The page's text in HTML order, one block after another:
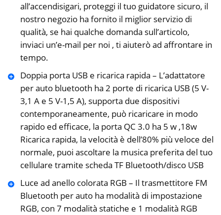
all’accendisigari, proteggi il tuo guidatore sicuro, il
nostro negozio ha fornito il miglior servizio di
qualità, se hai qualche domanda sull’articolo,
inviaci un’e-mail per noi , ti aiuterò ad affrontare in
tempo.
Doppia porta USB e ricarica rapida – L’adattatore
per auto bluetooth ha 2 porte di ricarica USB (5 V-
3,1 A e 5 V-1,5 A), supporta due dispositivi
contemporaneamente, può ricaricare in modo
rapido ed efficace, la porta QC 3.0 ha 5 w ,18w
Ricarica rapida, la velocità è dell’80% più veloce del
normale, puoi ascoltare la musica preferita del tuo
cellulare tramite scheda TF Bluetooth/disco USB
Luce ad anello colorata RGB – Il trasmettitore FM
Bluetooth per auto ha modalità di impostazione
RGB, con 7 modalità statiche e 1 modalità RGB